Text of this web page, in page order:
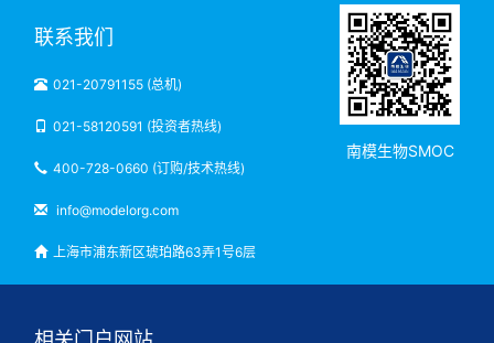
联系我们
021-20791155 (总机)
021-58120591 (投资者热线)
400-728-0660 (订购/技术热线)
info@modelorg.com
上海市浦东新区琥珀路63弄1号6层
南模生物SMOC